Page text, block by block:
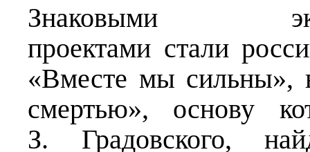
Знаковыми
проектами стали
«Вместе мы сильны»,
смертью», основу
З. Градовского,